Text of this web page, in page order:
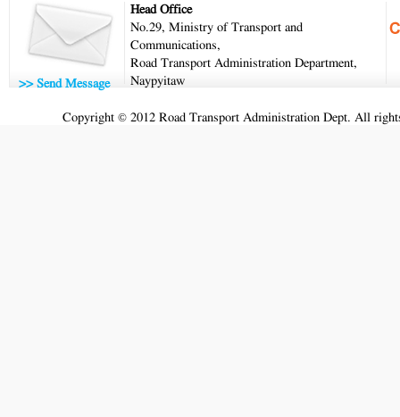
>> Send Message
Head Office
No.29, Ministry of Transport and
Communications,
Road Transport Administration Department,
Naypyitaw
Copyright © 2012 Road Transport Administration Dept. All